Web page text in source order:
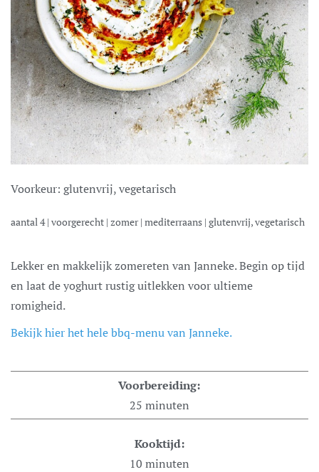
Voorkeur: glutenvrij, vegetarisch
aantal 4| voorgerecht | zomer| mediterraans | glutenvrij, vegetarisch
Lekker en makkelijk zomereten van Janneke. Begin op tijd
en laat de yoghurt rustig uitlekken voor ultieme
romigheid.
Bekijk hier het hele bbq-menu van Janneke.
Voorbereiding:
25 minuten
Kooktijd:
10 minuten